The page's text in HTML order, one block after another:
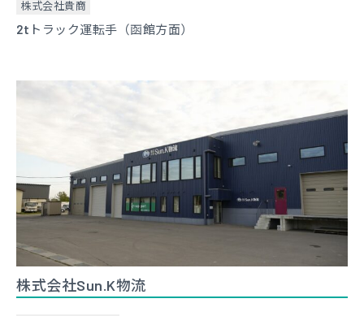
株式会社貴商
2tトラック運転手（函館方面）
株式会社Sun.K物流